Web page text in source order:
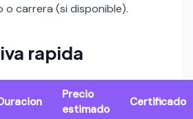
o carrera (si disponible).
rapida
Precio
estimado
Certificado